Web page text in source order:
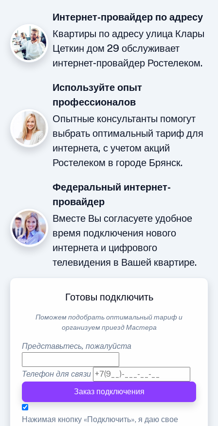
Интернет-провайдер по адресу
Квартиры по адресу улица Клары
Цеткин дом 29 обслуживает
интернет-провайдер Ростелеком.
Используйте опыт
профессионалов
Опытные консультанты помогут
выбрать оптимальный тариф для
интернета, с учетом акций
Ростелеком в городе Брянск.
Федеральный интернет-
провайдер
Вместе Вы согласуете удобное
время подключения нового
интернета и цифрового
телевидения в Вашей квартире.
Готовы подключить
Поможем подобрать оптимальный тариф и
организуем приезд Мастера
Представьтесь, пожалуйста
Телефон для связи
Заказ подключения
Нажимая кнопку «Подключить», я даю свое